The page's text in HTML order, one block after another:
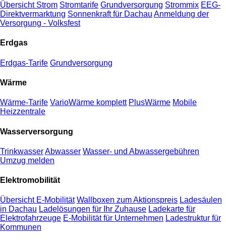
Übersicht Strom Stromtarife Grundversorgung Strommix EEG-
Direktvermarktung Sonnenkraft für Dachau Anmeldung der
Versorgung - Volksfest
Erdgas
Erdgas-Tarife Grundversorgung
Wärme
Wärme-Tarife VarioWärme komplett PlusWärme Mobile
Heizzentrale
Wasserversorgung
TrinkwasserAbwasser Wasser- und Abwassergebühren
Umzug melden
Elektromobilität
Übersicht E-Mobilität Wallboxen zum Aktionspreis Ladesäulen
in Dachau Ladelösungen für Ihr Zuhause Ladekarte für
Elektrofahrzeuge E-Mobilität für Unternehmen Ladestruktur für
Kommunen